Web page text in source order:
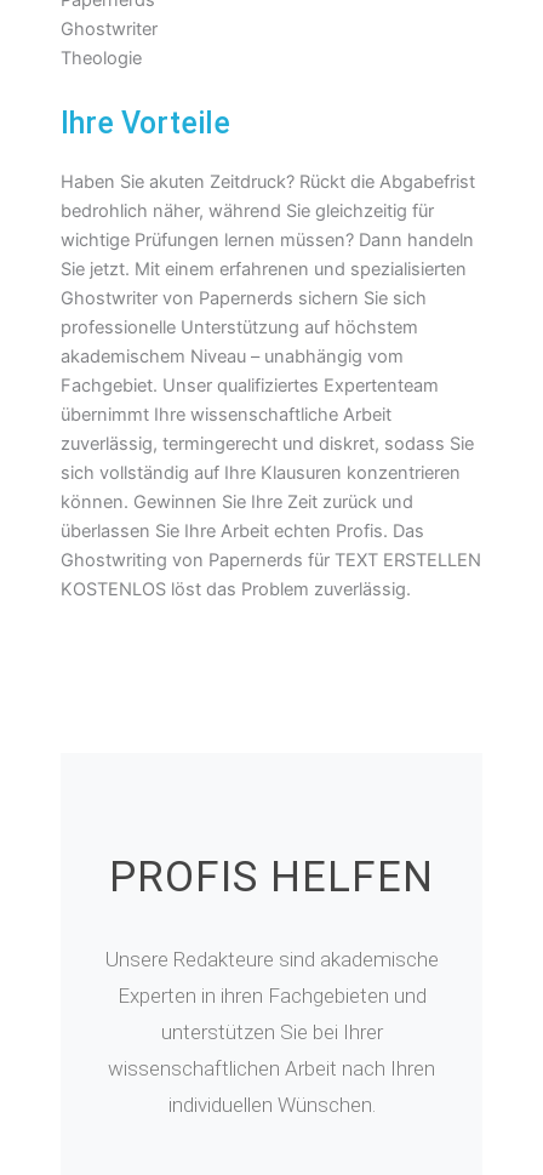
Ihre Vorteile
Haben Sie akuten Zeitdruck? Rückt die Abgabefrist
bedrohlich näher, während Sie gleichzeitig für
wichtige Prüfungen lernen müssen? Dann handeln
Sie jetzt. Mit einem erfahrenen und spezialisierten
Ghostwriter von Papernerds sichern Sie sich
professionelle Unterstützung auf höchstem
akademischem Niveau – unabhängig vom
Fachgebiet. Unser qualifiziertes Expertenteam
übernimmt Ihre wissenschaftliche Arbeit
zuverlässig, termingerecht und diskret, sodass Sie
sich vollständig auf Ihre Klausuren konzentrieren
können. Gewinnen Sie Ihre Zeit zurück und
überlassen Sie Ihre Arbeit echten Profis. Das
Ghostwriting von Papernerds für TEXT ERSTELLEN
KOSTENLOS löst das Problem zuverlässig.
PROFIS HELFEN
Unsere Redakteure sind akademische
Experten in ihren Fachgebieten und
unterstützen Sie bei Ihrer
wissenschaftlichen Arbeit nach Ihren
individuellen Wünschen.